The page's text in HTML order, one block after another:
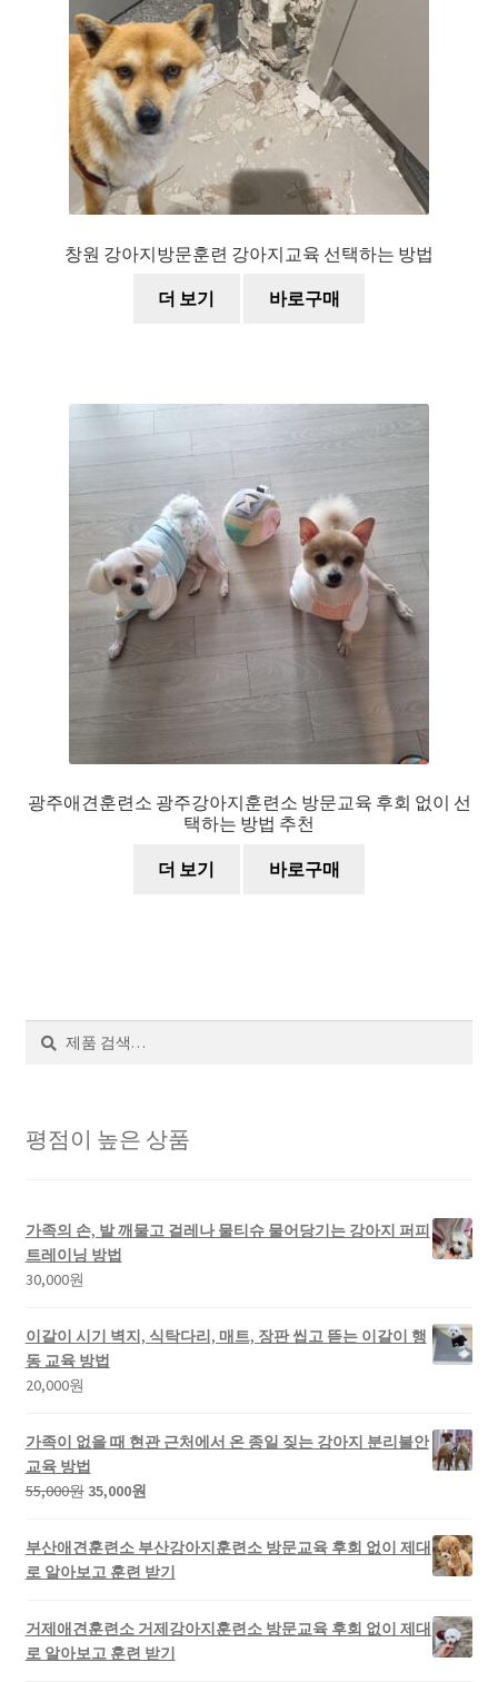
창원 강아지방문훈련 강아지교육 선택하는 방법
더 보기 바로구매
광주애견훈련소 광주강아지훈련소 방문교육 후회 없이 선
택하는 방법 추천
더 보기 바로구매
평점이 높은 상품
가족의 손, 발 깨물고 걸레나 물티슈 물어당기는 강아지 퍼피
트레이닝 방법
30,000원
이갈이 시기 벽지, 식탁다리, 매트, 장판 씹고 뜯는 이갈이 행
동 교육 방법
20,000원
가족이 없을 때 현관 근처에서 온 종일 짖는 강아지 분리불안
교육 방법
55,000원 35,000원
부산애견훈련소 부산강아지훈련소 방문교육 후회 없이 제대
로 알아보고 훈련 받기
거제애견훈련소 거제강아지훈련소 방문교육 후회 없이 제대
로 알아보고 훈련 받기